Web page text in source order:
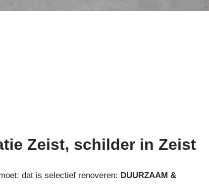
Zeist, schilder in Zeist
dat is selectief renoveren: DUURZAAM &